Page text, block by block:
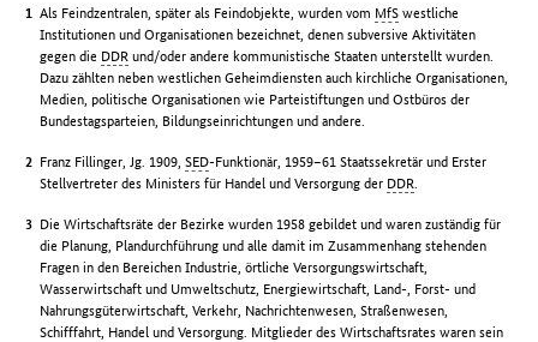
Als Feindzentralen, später als Feindobjekte, wurden vom MfS westliche
Institutionen und Organisationen bezeichnet, denen subversive Aktivitäten
gegen die DDR und/oder andere kommunistische Staaten unterstellt wurden.
Dazu zählten neben westlichen Geheimdiensten auch kirchliche Organisationen,
Medien, politische Organisationen wie Parteistiftungen und Ostbüros der
Bundestagsparteien, Bildungseinrichtungen und andere.
Franz Fillinger, Jg. 1909,SED-Funktionär, 1959–61 Staatssekretär und Erster
Stellvertreter des Ministers für Handel und Versorgung der DDR
Die Wirtschaftsräte der Bezirke wurden 1958 gebildet und waren zuständig für
die Planung, Plandurchführung und alle damit im Zusammenhang stehenden
Fragen in den Bereichen Industrie, örtliche Versorgungswirtschaft,
Wasserwirtschaft und Umweltschutz, Energiewirtschaft, Land-, Forst- und
Nahrungsgüterwirtschaft, Verkehr, Nachrichtenwesen, Straßenwesen,
Schifffahrt, Handel und Versorgung. Mitglieder des Wirtschaftsrates waren sein